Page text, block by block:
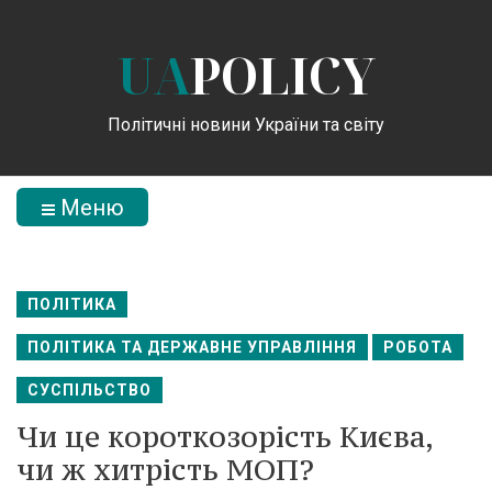
UAPOLICY
Політичні новини України та світу
Меню
ПОЛІТИКА
ПОЛІТИКА ТА ДЕРЖАВНЕ УПРАВЛІННЯ РОБОТА
СУСПІЛЬСТВО
Чи це короткозорість Києва,
чи ж хитрість МОП?